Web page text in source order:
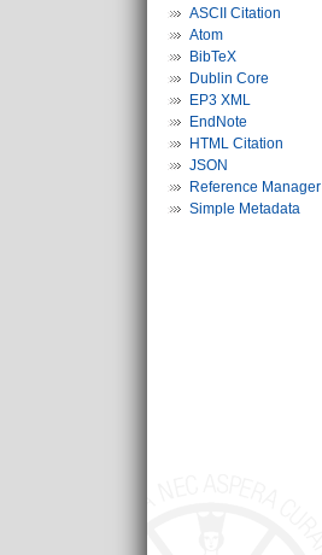
ASCII Citation
Atom
BibTeX
Dublin Core
EP3 XML
EndNote
HTML Citation
JSON
Reference Manager
Simple Metadata